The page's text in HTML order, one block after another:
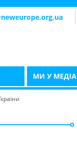
МИ У МЕДІА